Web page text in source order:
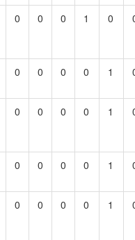
0 0 0 1 0
0 0 0 0 1
0 0 0 0 1
0 0 0 0 1
0 0 0 0 1